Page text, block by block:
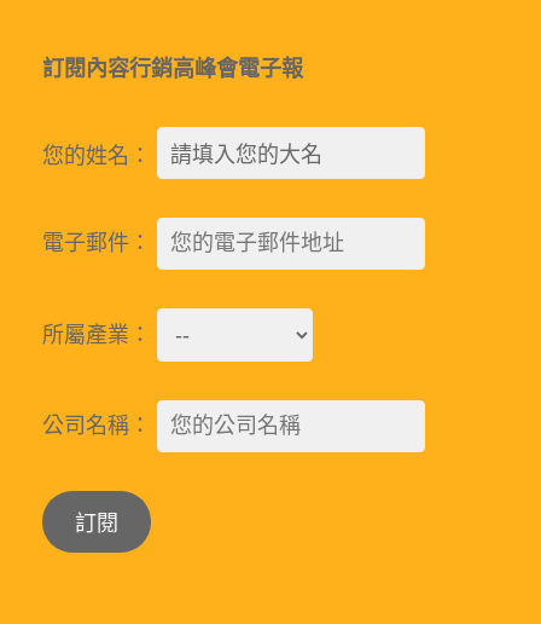
訂閱內容行銷高峰會電子報
您的姓名：
電子郵件：
所屬產業：
公司名稱：